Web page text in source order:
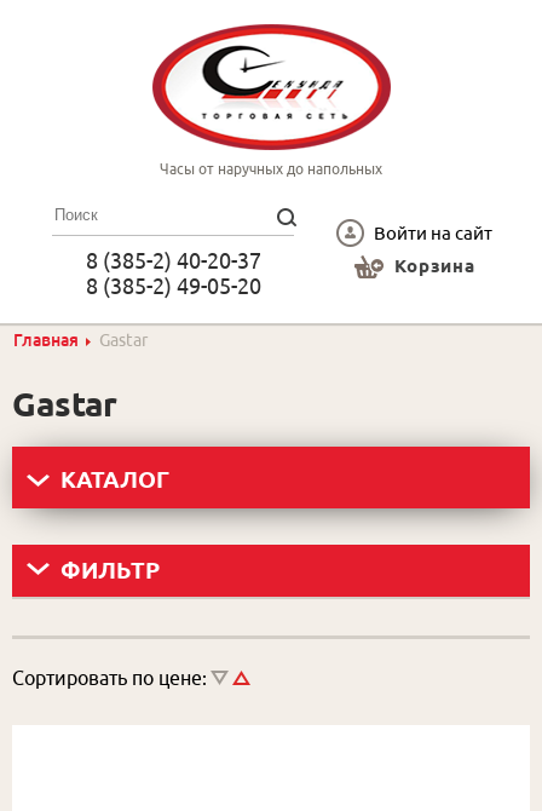
8 (385-2) 40-20-37
8 (385-2) 49-05-20
Часы от наручных до напольных
Войти на сайт
Корзина
Главная Gastar
Gastar
КАТАЛОГ
ФИЛЬТР
Сортировать по цене: